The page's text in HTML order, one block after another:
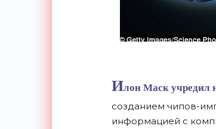
Илон Маск
созданием чипов-
информацией с